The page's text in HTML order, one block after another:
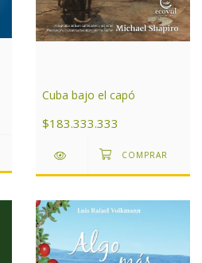
Cuba bajo el capó
$183.333.333